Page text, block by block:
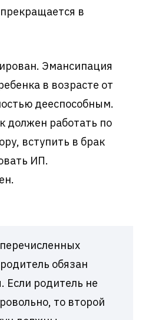
в
Эмансипация
в возрасте от
дееспособным.
должен работать по
вступить в брак
ИП.
обязан
Если родитель не
то второй